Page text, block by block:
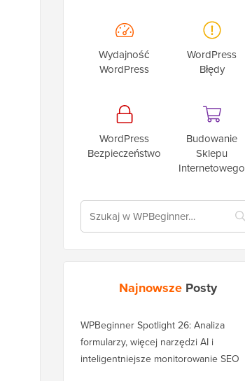
Wydajność
WordPress
WordPress
Błędy
WordPress
Bezpieczeństwo
Budowanie
Sklepu
Internetowego
Najnowsze Posty
WPBeginner Spotlight 26: Analiza
formularzy, więcej narzędzi AI i
inteligentniejsze monitorowanie SEO